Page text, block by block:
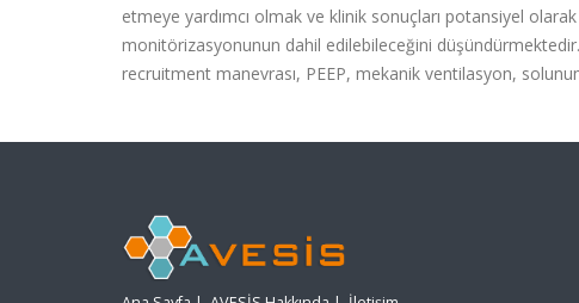
etmeye yardımcı olmak ve klinik sonuçları potansiyel
monitörizasyonunun dahil edilebileceğini
recruitment manevrası, PEEP, mekanik ventilasyon,